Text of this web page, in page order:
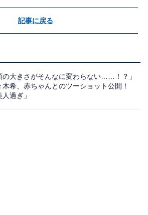
記事に戻る
の大きさがそんなに変わらない……！？」
木希、赤ちゃんとのツーショット公開！
人過ぎ」